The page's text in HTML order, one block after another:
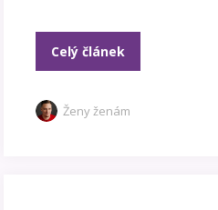
Celý článek
Ženy ženám